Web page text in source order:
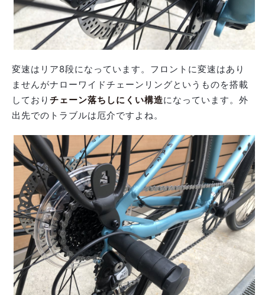
変速はリア8段になっています。フロントに変速はあり
ませんがナローワイドチェーンリングというものを搭載
しており チェーン落ちしにくい構造になっています。外
出先でのトラブルは厄介ですよね。